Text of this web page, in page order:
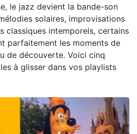
le jazz devient la bande-son
solaires, improvisations
classiques intemporels, certains
parfaitement les moments de
de découverte. Voici cinq
à glisser dans vos playlists